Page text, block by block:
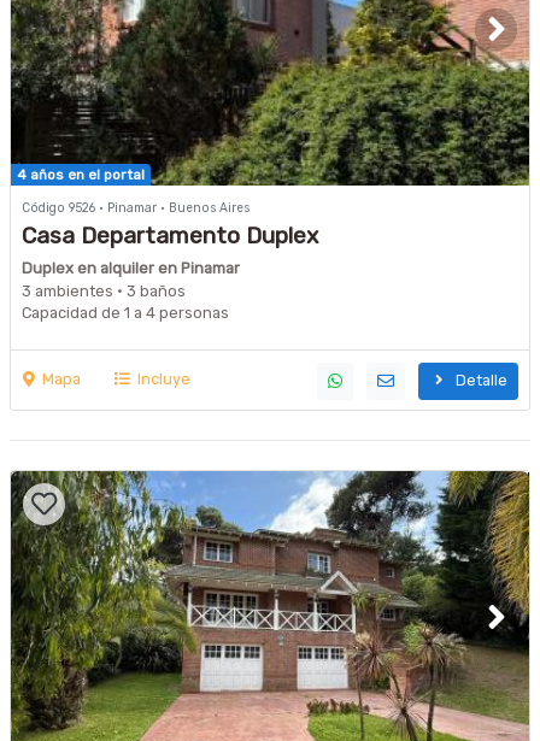
4 años en el portal
Código 9526 · Pinamar · Buenos Aires
Casa Departamento Duplex
Duplex en alquiler en Pinamar
3 ambientes · 3 baños
Capacidad de 1 a 4 personas
Mapa Incluye Detalle